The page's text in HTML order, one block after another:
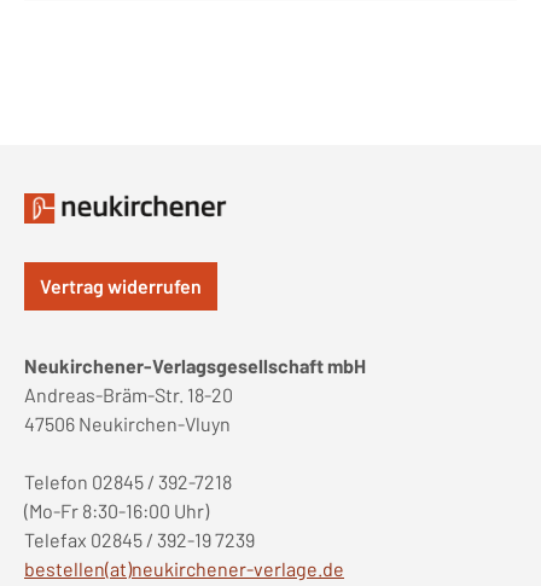
Vertrag widerrufen
Neukirchener-Verlagsgesellschaft mbH
Andreas-Bräm-Str. 18-20
47506 Neukirchen-Vluyn
Telefon 02845 / 392-7218
(Mo-Fr 8:30-16:00 Uhr)
Telefax 02845 / 392-19 7239
bestellen(at)neukirchener-verlage.de